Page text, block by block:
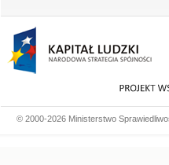
© 2000-2026 Ministerstwo